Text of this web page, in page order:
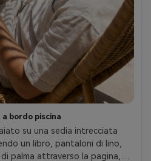
bordo piscina
su una sedia intrecciata
un libro, pantaloni di lino,
palma attraverso la pagina,